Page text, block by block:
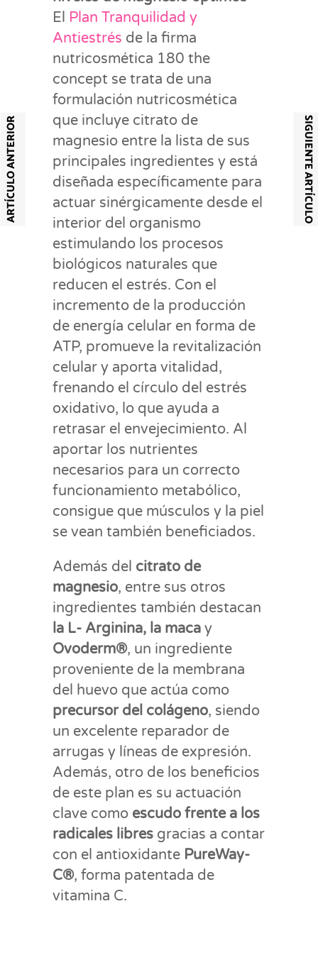
El Plan Tranquilidad y
Antiestrés de la firma
nutricosmética 180 the
concept se trata de una
formulación nutricosmética
que incluye citrato de
magnesio entre la lista de sus
principales ingredientes y está
diseñada específicamente para
actuar sinérgicamente desde el
interior del organismo
estimulando los procesos
biológicos naturales que
reducen el estrés. Con el
incremento de la producción
de energía celular en forma de
ATP, promueve la revitalización
celular y aporta vitalidad,
frenando el círculo del estrés
oxidativo, lo que ayuda a
retrasar el envejecimiento. Al
aportar los nutrientes
necesarios para un correcto
funcionamiento metabólico,
consigue que músculos y la piel
se vean también beneficiados.
Además del citrato de
magnesio, entre sus otros
ingredientes también destacan
la L- Arginina, la maca y
Ovoderm®️, un ingrediente
proveniente de la membrana
del huevo que actúa como
precursor del colágeno, siendo
un excelente reparador de
arrugas y líneas de expresión.
Además, otro de los beneficios
de este plan es su actuación
clave como escudo frente a los
radicales libres gracias a contar
con el antioxidante PureWay-
C®️, forma patentada de
vitamina C.
ARTÍCULO ANTERIOR SIGUIENTE ARTÍCULO